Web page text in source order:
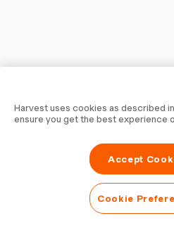
Il tuo tempo
tracciato —
Unisciti a oltre 70.000
fatturano i clienti e vengono
Prova
Harvest uses cookies as described
ensure you get the best experience
Accept
Cookie